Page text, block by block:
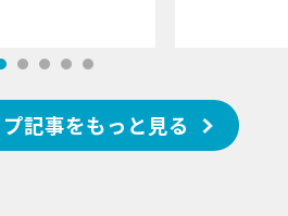
記事をもっと見る